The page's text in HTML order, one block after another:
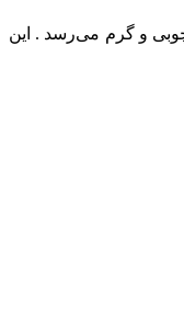
و گرم می‌رسد . این